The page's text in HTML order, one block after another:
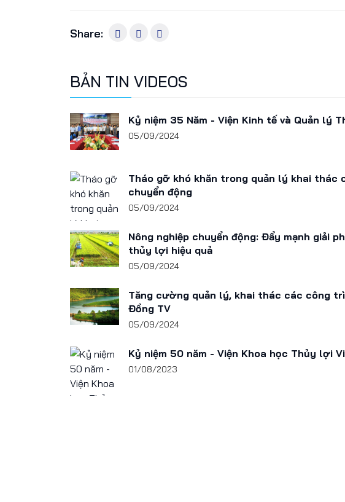
Share:
BẢN TIN VIDEOS
Kỷ niệm 35 Năm - Viện Kinh tế và Quản lý
05/09/2024
Tháo gỡ khó khăn trong quản lý khai thác
chuyển động
05/09/2024
Nông nghiệp chuyển động: Đẩy mạnh giải
thủy lợi hiệu quả
05/09/2024
Tăng cường quản lý, khai thác các công
Đồng TV
05/09/2024
Kỷ niệm 50 năm - Viện Khoa học Thủy lợi
01/08/2023